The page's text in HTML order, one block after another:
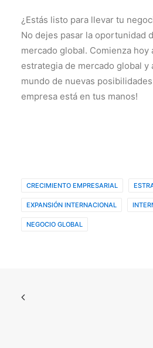
¿Estás listo para llevar tu
No dejes pasar la oportunidad
mercado global. Comienza hoy
estrategia de mercado global y
mundo de nuevas
empresa está en tus manos!
CRECIMIENTO EMPRESARIAL
EXPANSIÓN INTERNACIONAL
NEGOCIO GLOBAL